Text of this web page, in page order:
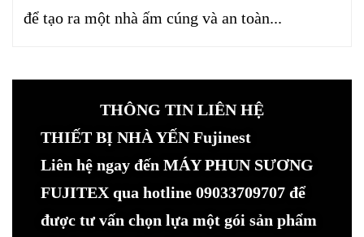
để tạo ra một nhà ấm cúng và an toàn...
THÔNG TIN LIÊN HỆ
THIẾT BỊ NHÀ YẾN Fujinest
Liên hệ ngay đến MÁY PHUN SƯƠNG
FUJITEX qua hotline 09033709707 để
được tư vấn chọn lựa một gói sản phẩm